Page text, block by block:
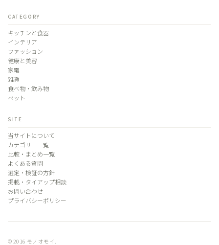
CATEGORY
キッチンと食器
インテリア
ファッション
健康と美容
家電
雑貨
食べ物・飲み物
ペット
SITE
当サイトについて
カテゴリー一覧
比較・まとめ一覧
よくある質問
選定・検証の方針
掲載・タイアップ相談
お問い合わせ
プライバシーポリシー
© 2016 モノオモイ.